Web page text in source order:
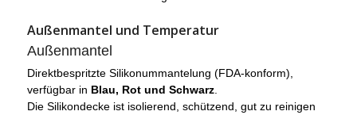
Außenmantel und Temperatur
Außenmantel
Direktbespritzte Silikonummantelung (FDA-konform),
verfügbar in Blau, Rot und Schwarz.
Die Silikondecke ist isolierend, schützend, gut zu reinigen